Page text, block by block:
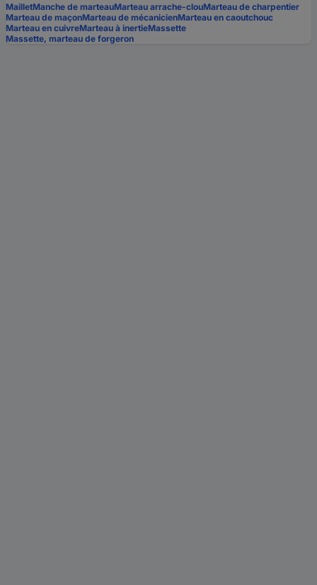
MailletManche de marteauMarteau arrache-clouMarteau de charpentier
Marteau de maçonMarteau de mécanicienMarteau en caoutchouc
Marteau en cuivreMarteau à inertieMassette
Massette, marteau de forgeron